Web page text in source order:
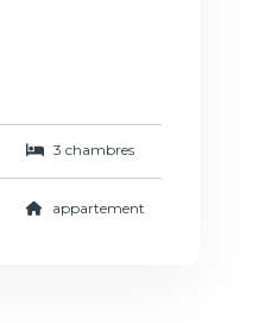
3 chambres
appartement